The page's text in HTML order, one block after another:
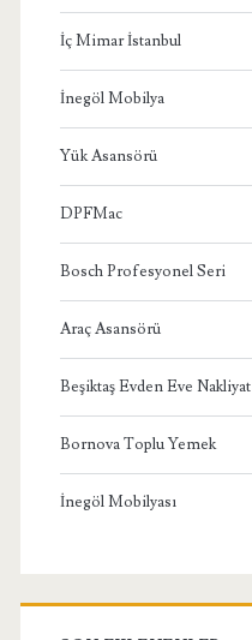
İç Mimar İstanbul
İnegöl Mobilya
Yük Asansörü
DPFMac
Bosch Profesyonel Seri
Araç Asansörü
Beşiktaş Evden Eve Nakliyat
Bornova Toplu Yemek
İnegöl Mobilyası